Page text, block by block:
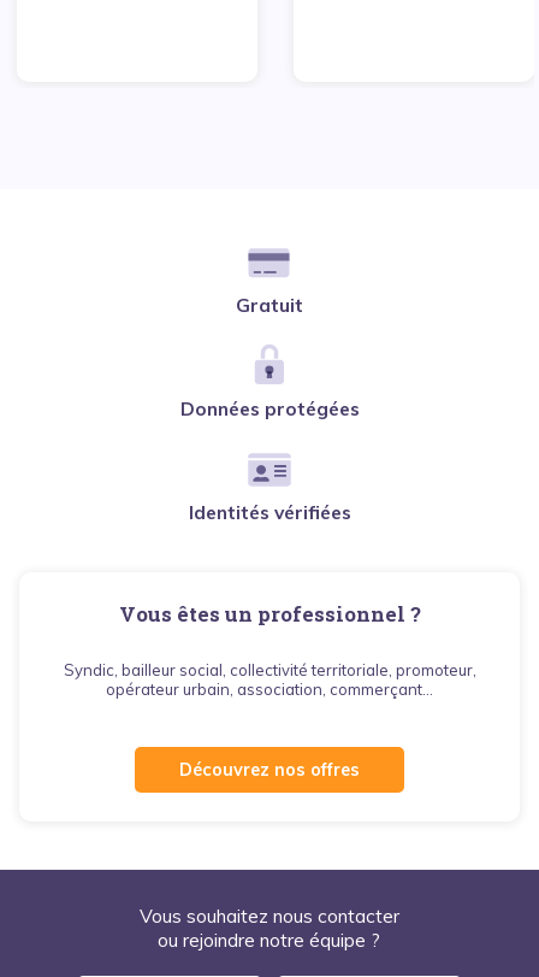
Gratuit
Données protégées
Identités vérifiées
Vous êtes un professionnel ?
Syndic, bailleur social, collectivité territoriale, promoteur,
opérateur urbain, association, commerçant...
Découvrez nos offres
Vous souhaitez nous contacter
ou rejoindre notre équipe ?